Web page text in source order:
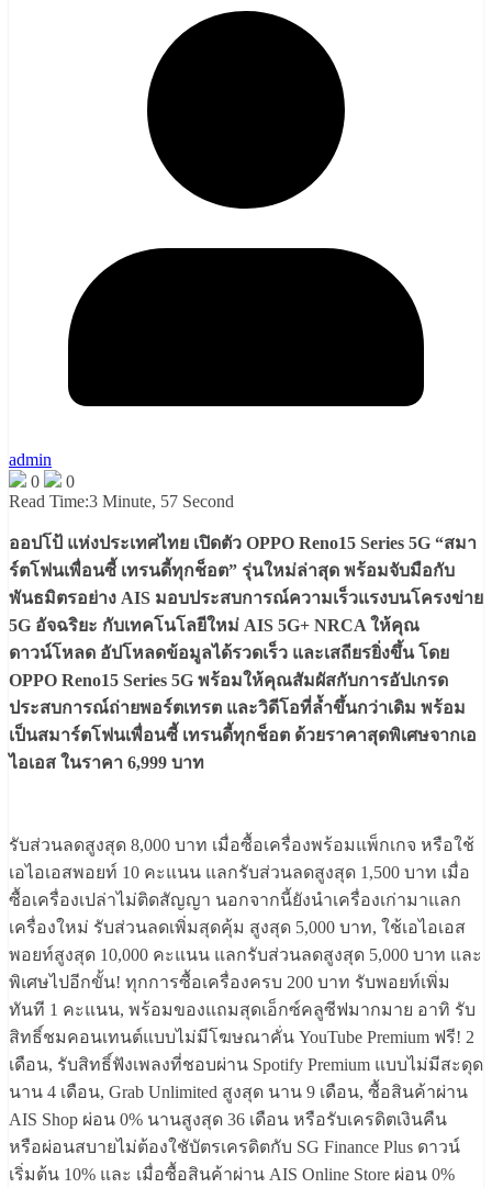
admin
0
0
Read Time:3 Minute, 57 Second
ออปโป้ แห่งประเทศไทย เปิดตัว OPPO Reno15 Series 5G “สมา
ร์ตโฟนเพื่อนซี้ เทรนดี้ทุกช็อต” รุ่นใหม่ล่าสุด พร้อมจับมือกับ
พันธมิตรอย่าง AIS มอบประสบการณ์ความเร็วแรงบนโครงข่าย
5G อัจฉริยะ กับเทคโนโลยีใหม่ AIS 5G+ NRCA ให้คุณ
ดาวน์โหลด อัปโหลดข้อมูลได้รวดเร็ว และเสถียรยิ่งขึ้น โดย
OPPO Reno15 Series 5G พร้อมให้คุณสัมผัสกับการอัปเกรด
ประสบการณ์ถ่ายพอร์ตเทรต และวิดีโอที่ล้ำขึ้นกว่าเดิม พร้อม
เป็นสมาร์ตโฟนเพื่อนซี้ เทรนดี้ทุกช็อต ด้วยราคาสุดพิเศษจากเอ
ไอเอส ในราคา 6,999 บาท
รับส่วนลดสูงสุด 8,000 บาท เมื่อซื้อเครื่องพร้อมแพ็กเกจ หรือใช้
เอไอเอสพอยท์ 10 คะแนน แลกรับส่วนลดสูงสุด 1,500 บาท เมื่อ
ซื้อเครื่องเปล่าไม่ติดสัญญา นอกจากนี้ยังนำเครื่องเก่ามาแลก
เครื่องใหม่ รับส่วนลดเพิ่มสุดคุ้ม สูงสุด 5,000 บาท, ใช้เอไอเอส
พอยท์สูงสุด 10,000 คะแนน แลกรับส่วนลดสูงสุด 5,000 บาท และ
พิเศษไปอีกขั้น! ทุกการซื้อเครื่องครบ 200 บาท รับพอยท์เพิ่ม
ทันที 1 คะแนน, พร้อมของแถมสุดเอ็กซ์คลูซีฟมากมาย อาทิ รับ
สิทธิ์ชมคอนเทนต์แบบไม่มีโฆษณาคั่น YouTube Premium ฟรี! 2
เดือน, รับสิทธิ์ฟังเพลงที่ชอบผ่าน Spotify Premium แบบไม่มีสะดุด
นาน 4 เดือน, Grab Unlimited สูงสุด นาน 9 เดือน, ซื้อสินค้าผ่าน
AIS Shop ผ่อน 0% นานสูงสุด 36 เดือน หรือรับเครดิตเงินคืน
หรือผ่อนสบายไม่ต้องใชับัตรเครดิตกับ SG Finance Plus ดาวน์
เริ่มต้น 10% และ เมื่อซื้อสินค้าผ่าน AIS Online Store ผ่อน 0%